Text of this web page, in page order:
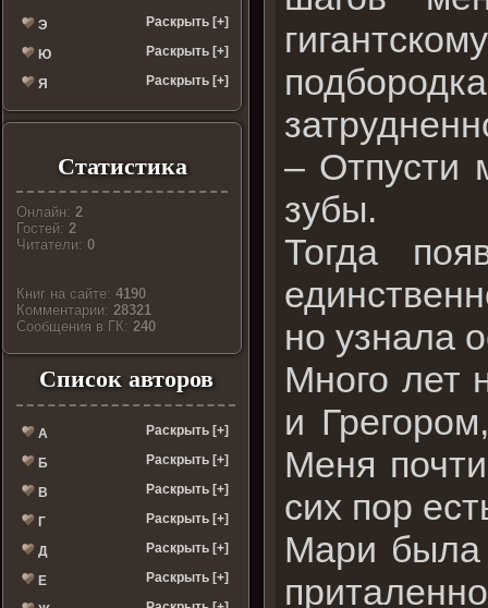
Э Раскрыть [+]
Ю Раскрыть [+]
Я Раскрыть [+]
Статистика
Онлайн:2
Гостей:2
Читатели:0
Книг на сайте:4190
Комментарии:28321
Cообщения в ГК:240
Список авторов
А Раскрыть [+]
Б Раскрыть [+]
В Раскрыть [+]
Г Раскрыть [+]
Д Раскрыть [+]
Е Раскрыть [+]
– Отпусти
зубы.
Тогда
но узнала
Много лет
и
Меня
сих пор
Мари была